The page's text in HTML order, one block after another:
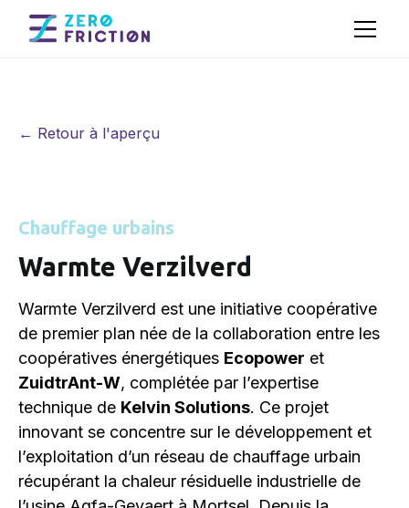
← Retour à l'aperçu
Chauffage urbains
Warmte Verzilverd
Warmte Verzilverd est une initiative coopérative
de premier plan née de la collaboration entre les
coopératives énergétiques Ecopower et
ZuidtrAnt-W, complétée par l’expertise
technique de Kelvin Solutions. Ce projet
innovant se concentre sur le développement et
l’exploitation d’un réseau de chauffage urbain
récupérant la chaleur résiduelle industrielle de